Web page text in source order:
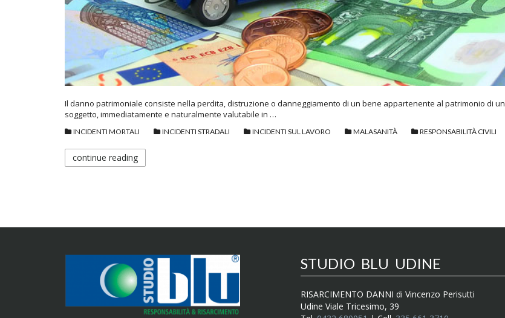
Il danno patrimoniale consiste nella perdita, distruzione o danneggiamento di un bene appartenente al patrimonio di un
soggetto, immediatamente e naturalmente valutabile in …
INCIDENTI MORTALI INCIDENTI STRADALI INCIDENTI SUL LAVORO MALASANITÀ RESPONSABILITÀ CIVILI
continue reading
STUDIO BLU UDINE
RISARCIMENTO DANNI di Vincenzo Perisutti
Udine Viale Tricesimo, 39